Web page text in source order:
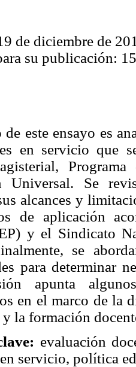
de diciembre de
su publicación:
este ensayo es
en servicio que
Universal. Se
alcances y
de aplicación
y el Sindicato
se
para determinar
apunta
en el marco de la
la formación
evaluación
servicio, política